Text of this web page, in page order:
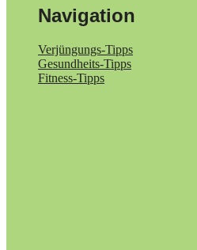
Navigation
Verjüngungs-Tipps
Gesundheits-Tipps
Fitness-Tipps